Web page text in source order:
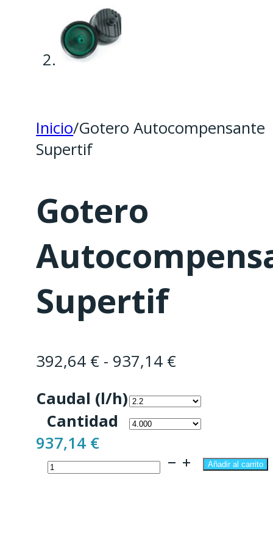
Inicio/Gotero Autocompensante
Supertif
Gotero
Supertif
392,64 € - 937,14 €Rango
precios:
desde
hasta
Caudal (l/h)
Cantidad
937,14 €
Gotero
Añadir al carrito